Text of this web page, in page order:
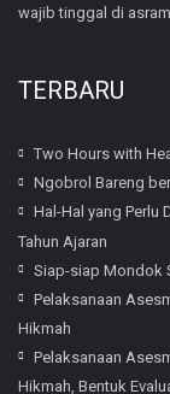
wajib tinggal di
TERBARU
Two Hours with
Ngobrol Bareng
Hal-Hal yang Perlu
Tahun Ajaran
Siap-siap Mondok
Pelaksanaan
Hikmah
Pelaksanaan
Hikmah, Bentuk